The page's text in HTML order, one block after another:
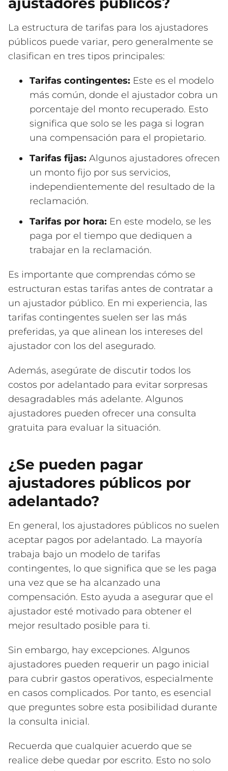
La estructura de tarifas para los ajustadores
públicos puede variar, pero generalmente se
clasifican en tres tipos principales:
Tarifas contingentes: Este es el modelo
más común, donde el ajustador cobra un
porcentaje del monto recuperado. Esto
significa que solo se les paga si logran
una compensación para el propietario.
Tarifas fijas: Algunos ajustadores ofrecen
un monto fijo por sus servicios,
independientemente del resultado de la
reclamación.
Tarifas por hora: En este modelo, se les
paga por el tiempo que dediquen a
trabajar en la reclamación.
Es importante que comprendas cómo se
estructuran estas tarifas antes de contratar a
un ajustador público. En mi experiencia, las
tarifas contingentes suelen ser las más
preferidas, ya que alinean los intereses del
ajustador con los del asegurado.
Además, asegúrate de discutir todos los
costos por adelantado para evitar sorpresas
desagradables más adelante. Algunos
ajustadores pueden ofrecer una consulta
gratuita para evaluar la situación.
¿Se pueden pagar
ajustadores públicos por
adelantado?
En general, los ajustadores públicos no suelen
aceptar pagos por adelantado. La mayoría
trabaja bajo un modelo de tarifas
contingentes, lo que significa que se les paga
una vez que se ha alcanzado una
compensación. Esto ayuda a asegurar que el
ajustador esté motivado para obtener el
mejor resultado posible para ti.
Sin embargo, hay excepciones. Algunos
ajustadores pueden requerir un pago inicial
para cubrir gastos operativos, especialmente
en casos complicados. Por tanto, es esencial
que preguntes sobre esta posibilidad durante
la consulta inicial.
Recuerda que cualquier acuerdo que se
realice debe quedar por escrito. Esto no solo